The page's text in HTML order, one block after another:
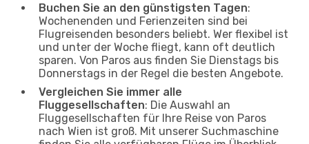
Buchen Sie an den günstigsten Tagen:
Wochenenden und Ferienzeiten sind bei
Flugreisenden besonders beliebt. Wer flexibel ist
und unter der Woche fliegt, kann oft deutlich
sparen. Von Paros aus finden Sie Dienstags bis
Donnerstags in der Regel die besten Angebote.
Vergleichen Sie immer alle
Fluggesellschaften: Die Auswahl an
Fluggesellschaften für Ihre Reise von Paros
nach Wien ist groß. Mit unserer Suchmaschine